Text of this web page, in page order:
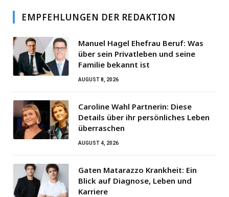
EMPFEHLUNGEN DER REDAKTION
Manuel Hagel Ehefrau Beruf: Was
über sein Privatleben und seine
Familie bekannt ist
AUGUST 8, 2026
Caroline Wahl Partnerin: Diese
Details über ihr persönliches Leben
überraschen
AUGUST 4, 2026
Gaten Matarazzo Krankheit: Ein
Blick auf Diagnose, Leben und
Karriere